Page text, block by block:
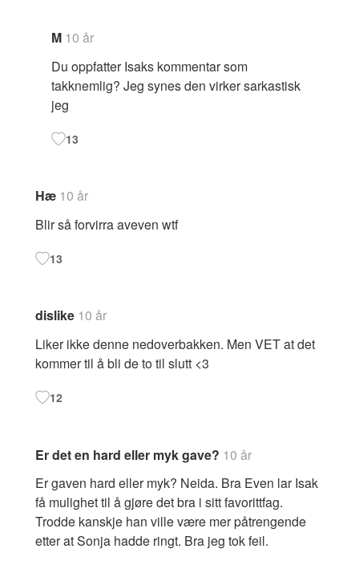
M 10 år
Du oppfatter Isaks kommentar som
takknemlig? Jeg synes den virker sarkastisk
jeg
13
Hæ 10 år
Blir så forvirra aveven wtf
13
dislike 10 år
Liker ikke denne nedoverbakken. Men VET at det
kommer til å bli de to til slutt <3
12
Er det en hard eller myk gave? 10 år
Er gaven hard eller myk? Neida. Bra Even lar Isak
få mulighet til å gjøre det bra i sitt favorittfag.
Trodde kanskje han ville være mer påtrengende
etter at Sonja hadde ringt. Bra jeg tok feil.